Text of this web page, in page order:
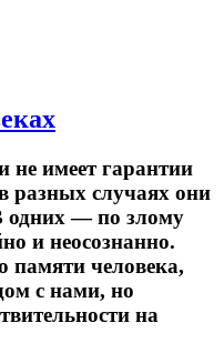
не имеет гарантии
разных случаях они
одних — по злому
и неосознанно.
памяти человека,
с нами, но
на